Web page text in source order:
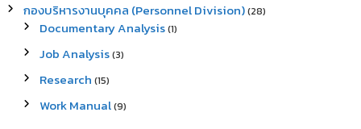
กองบริหารงานบุคคล (Personnel Division)(28)
Documentary Analysis(1)
Job Analysis(3)
Research (15)
Work Manual(9)